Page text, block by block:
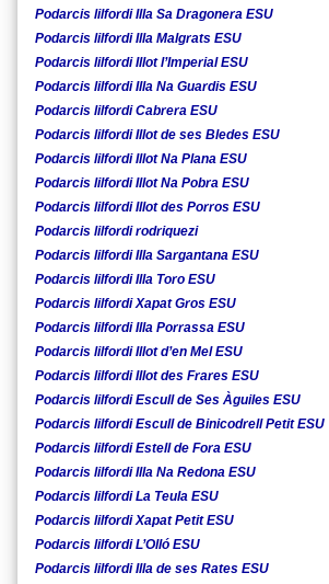
Podarcis lilfordi Illa Sa Dragonera ESU
Podarcis lilfordi Illa Malgrats ESU
Podarcis lilfordi Illot l’Imperial ESU
Podarcis lilfordi Illa Na Guardis ESU
Podarcis lilfordi Cabrera ESU
Podarcis lilfordi Illot de ses Bledes ESU
Podarcis lilfordi Illot Na Plana ESU
Podarcis lilfordi Illot Na Pobra ESU
Podarcis lilfordi Illot des Porros ESU
Podarcis lilfordi rodriquezi
Podarcis lilfordi Illa Sargantana ESU
Podarcis lilfordi Illa Toro ESU
Podarcis lilfordi Xapat Gros ESU
Podarcis lilfordi Illa Porrassa ESU
Podarcis lilfordi Illot d’en Mel ESU
Podarcis lilfordi Illot des Frares ESU
Podarcis lilfordi Escull de Ses Àguiles ESU
Podarcis lilfordi Escull de Binicodrell Petit ESU
Podarcis lilfordi Estell de Fora ESU
Podarcis lilfordi Illa Na Redona ESU
Podarcis lilfordi La Teula ESU
Podarcis lilfordi Xapat Petit ESU
Podarcis lilfordi L’Olló ESU
Podarcis lilfordi Illa de ses Rates ESU